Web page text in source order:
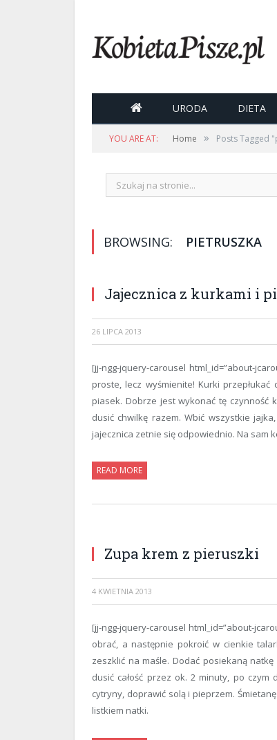
 URODA DIETA
YOU ARE AT: Home » Posts Tagged
BROWSING: PIETRUSZKA
Jajecznica z kurkami i
26 LIPCA 2013
[jj-ngg-jquery-carousel html_id=”about-
proste, lecz wyśmienite! Kurki
piasek. Dobrze jest wykonać tę czynność
dusić chwilkę razem. Wbić wszystkie
jajecznica zetnie się odpowiednio. Na sam
READ MORE
Zupa krem z pieruszki
4 KWIETNIA 2013
[jj-ngg-jquery-carousel html_id=”about-
obrać, a następnie pokroić w cienkie
zeszklić na maśle. Dodać posiekaną
dusić całość przez ok. 2 minuty, po czym
cytryny, doprawić solą i pieprzem.
listkiem natki.